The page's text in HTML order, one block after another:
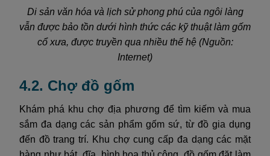
Di sản văn hóa và lịch sử phong phú của ngôi làng
vẫn được bảo tồn dưới hình thức các kỹ thuật làm gốm
cổ xưa, được truyền qua nhiều thế hệ (Nguồn:
Internet)
4.2. Chợ đồ gốm
Khám phá khu chợ địa phương để tìm kiếm và mua
sắm đa dạng các sản phẩm gốm sứ, từ đồ gia dụng
đến đồ trang trí. Khu chợ cung cấp đa dạng các mặt